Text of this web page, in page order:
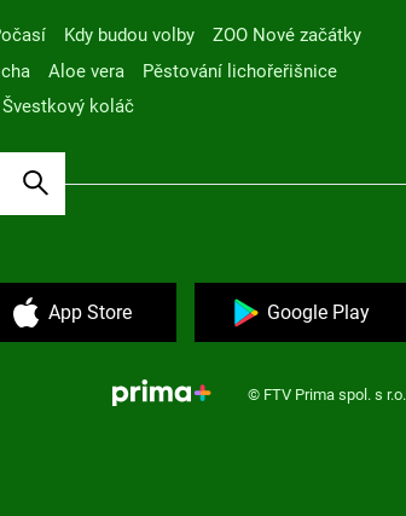
Kdy budou volby
ZOO Nové začátky
Aloe vera
Pěstování lichořeřišnice
Švestkový koláč
App Store Google Play
© FTV Prima spol. s r.o.